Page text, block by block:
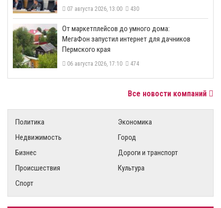
07 августа 2026, 13:00 430
От маркетплейсов до умного дома:
МегаФон запустил интернет для дачников
Пермского края
06 августа 2026, 17:10 474
Все новости компаний
Политика
Экономика
Недвижимость
Город
Бизнес
Дороги и транспорт
Происшествия
Культура
Спорт